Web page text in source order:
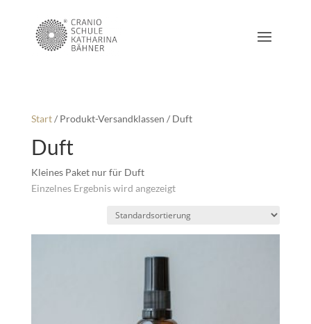
Start/ Produkt-Versandklassen / Duft
Duft
Kleines Paket nur für Duft
Einzelnes Ergebnis wird angezeigt